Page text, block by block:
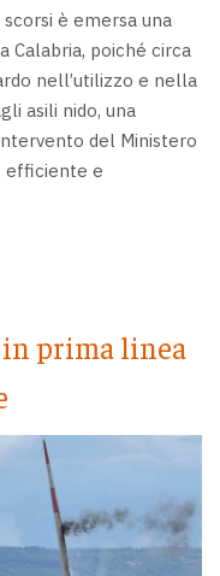
è emersa una
Calabria, poiché circa
nell’utilizzo e nella
asili nido, una
del Ministero
efficiente e
prima linea